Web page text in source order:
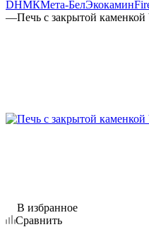
DНМКМета-БелЭкокамин
—Печь с закрытой каменкой
В избранное
Сравнить